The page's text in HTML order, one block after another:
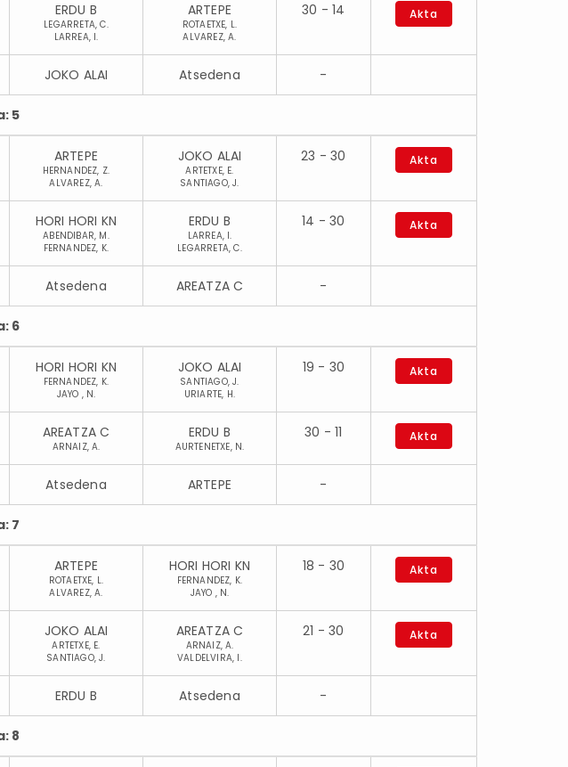
ERDU B
LEGARRETA, C.
LARREA, I.
ARTEPE
ROTAETXE, L.
ALVAREZ, A.
30 - 14 Akta
JOKO ALAI Atsedena -
5
ARTEPE
HERNANDEZ, Z.
ALVAREZ, A.
JOKO ALAI
ARTETXE, E.
SANTIAGO, J.
23 - 30 Akta
HORI HORI KN
ABENDIBAR, M.
FERNANDEZ, K.
ERDU B
LARREA, I.
LEGARRETA, C.
14 - 30 Akta
Atsedena AREATZA C -
6
HORI HORI KN
FERNANDEZ, K.
JAYO , N.
JOKO ALAI
SANTIAGO, J.
URIARTE, H.
19 - 30 Akta
AREATZA C
ARNAIZ, A.
ERDU B
AURTENETXE, N.
30 - 11 Akta
Atsedena ARTEPE -
7
ARTEPE
ROTAETXE, L.
ALVAREZ, A.
HORI HORI KN
FERNANDEZ, K.
JAYO , N.
18 - 30 Akta
JOKO ALAI
ARTETXE, E.
SANTIAGO, J.
AREATZA C
ARNAIZ, A.
VALDELVIRA, I.
21 - 30 Akta
ERDU B Atsedena -
8